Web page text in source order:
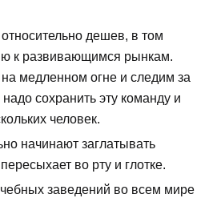
дешев, в том
к развивающимся рынкам.
медленном огне и следим за
сохранить эту команду и
человек.
начинают заглатывать
во рту и глотке.
заведений во всем мире